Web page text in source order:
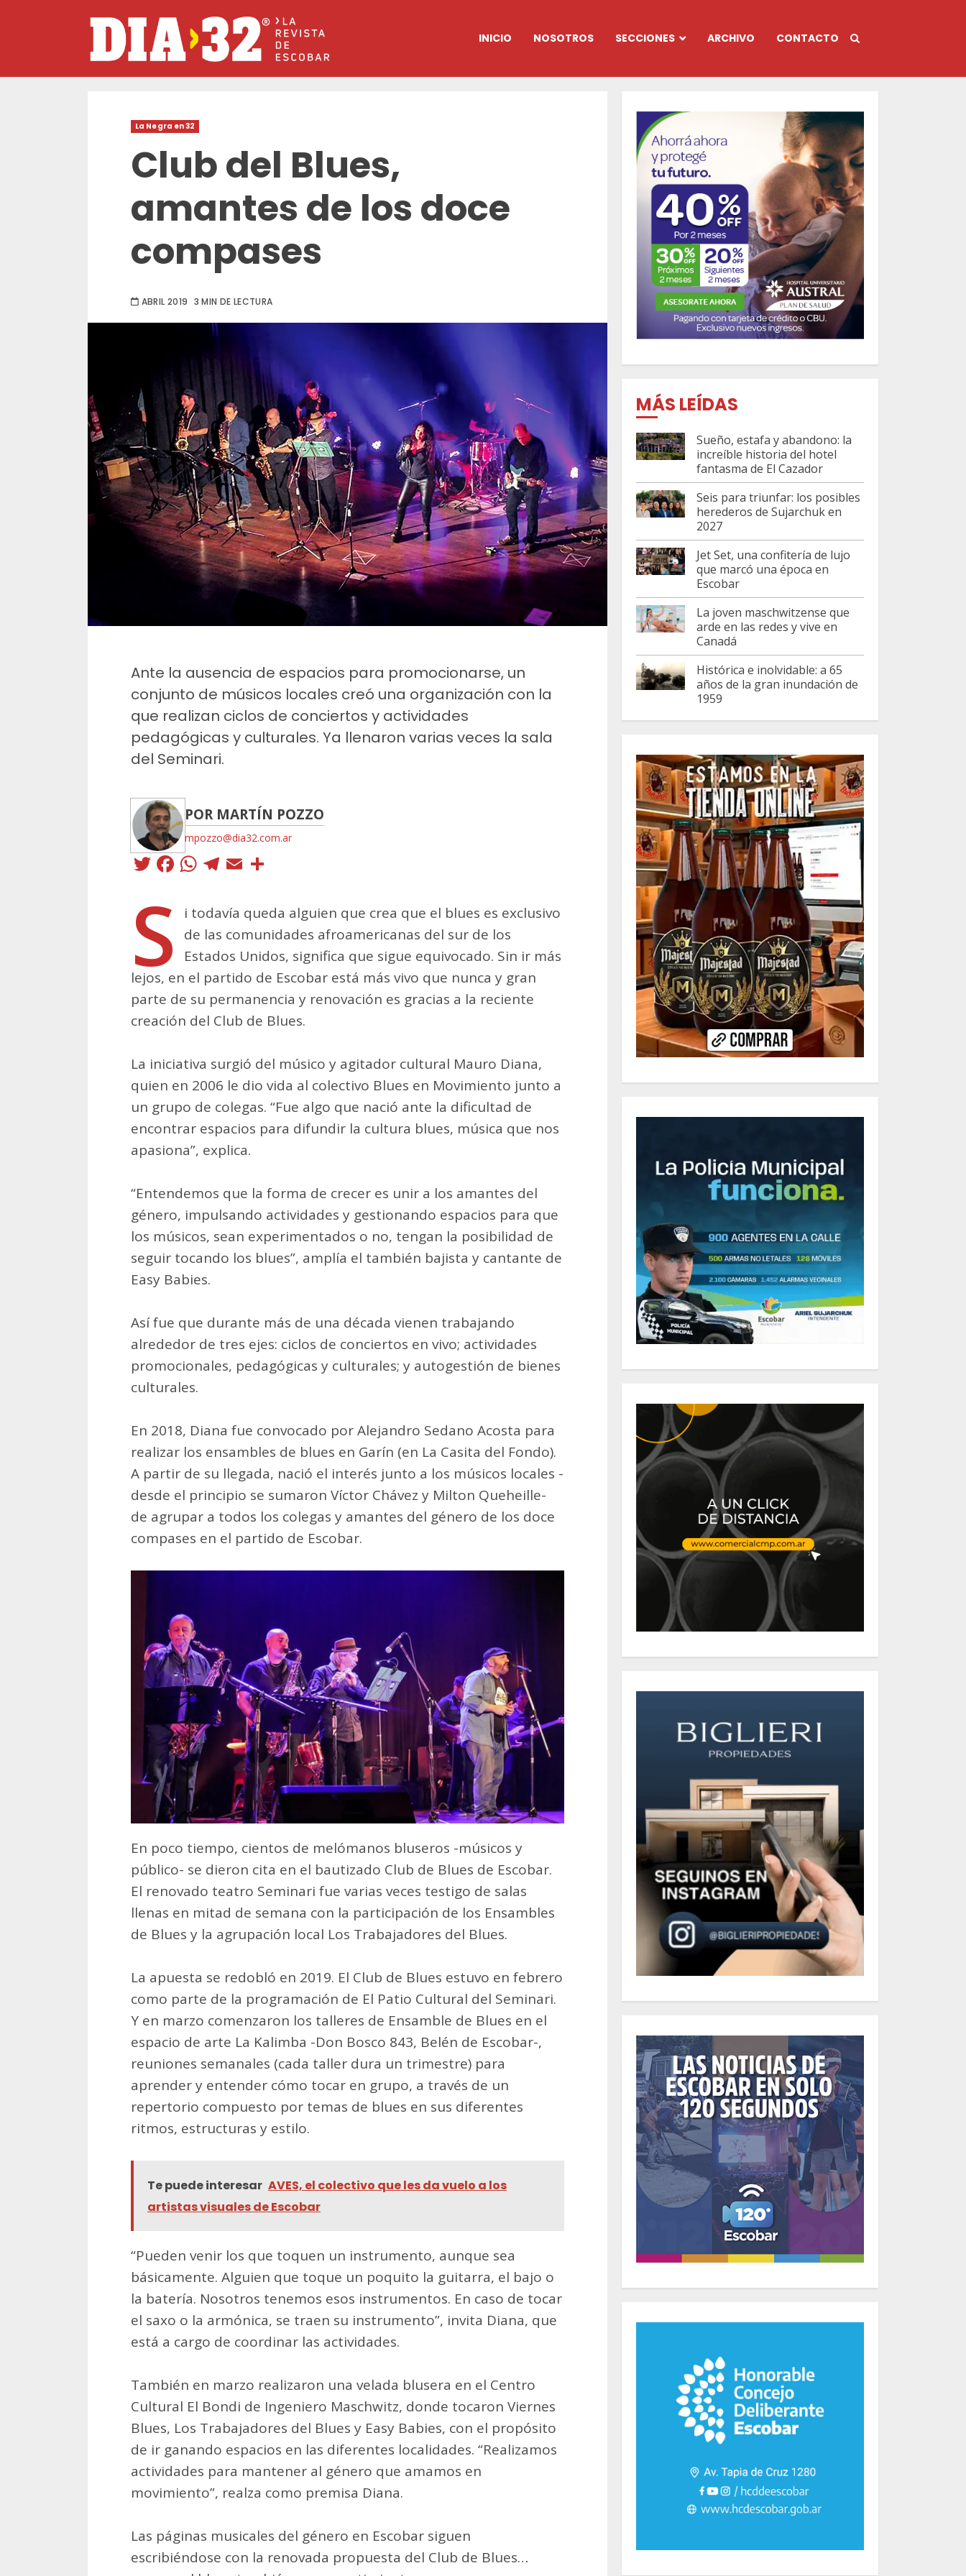
INICIO NOSOTROS SECCIONES ARCHIVO CONTACTO
La Negra en 32
Club del Blues,
amantes de los doce
compases
ABRIL 2019 3 MIN DE LECTURA
Ante la ausencia de espacios para promocionarse, un
conjunto de músicos locales creó una organización con la
que realizan ciclos de conciertos y actividades
pedagógicas y culturales. Ya llenaron varias veces la sala
del Seminari.
POR MARTÍN POZZO
mpozzo@dia32.com.ar
Twitter
Facebook
WhatsApp
Telegram
Email
S
i todavía queda alguien que crea que el blues es exclusivo
de las comunidades afroamericanas del sur de los
Estados Unidos, significa que sigue equivocado. Sin ir más
lejos, en el partido de Escobar está más vivo que nunca y gran
parte de su permanencia y renovación es gracias a la reciente
creación del Club de Blues.
La iniciativa surgió del músico y agitador cultural Mauro Diana,
quien en 2006 le dio vida al colectivo Blues en Movimiento junto a
un grupo de colegas. “Fue algo que nació ante la dificultad de
encontrar espacios para difundir la cultura blues, música que nos
apasiona”, explica.
“Entendemos que la forma de crecer es unir a los amantes del
género, impulsando actividades y gestionando espacios para que
los músicos, sean experimentados o no, tengan la posibilidad de
seguir tocando los blues”, amplía el también bajista y cantante de
Easy Babies.
Así fue que durante más de una década vienen trabajando
alrededor de tres ejes: ciclos de conciertos en vivo; actividades
promocionales, pedagógicas y culturales; y autogestión de bienes
culturales.
En 2018, Diana fue convocado por Alejandro Sedano Acosta para
realizar los ensambles de blues en Garín (en La Casita del Fondo).
A partir de su llegada, nació el interés junto a los músicos locales -
desde el principio se sumaron Víctor Chávez y Milton Queheille-
de agrupar a todos los colegas y amantes del género de los doce
compases en el partido de Escobar.
En poco tiempo, cientos de melómanos bluseros -músicos y
público- se dieron cita en el bautizado Club de Blues de Escobar.
El renovado teatro Seminari fue varias veces testigo de salas
llenas en mitad de semana con la participación de los Ensambles
de Blues y la agrupación local Los Trabajadores del Blues.
La apuesta se redobló en 2019. El Club de Blues estuvo en febrero
como parte de la programación de El Patio Cultural del Seminari.
Y en marzo comenzaron los talleres de Ensamble de Blues en el
espacio de arte La Kalimba -Don Bosco 843, Belén de Escobar-,
reuniones semanales (cada taller dura un trimestre) para
aprender y entender cómo tocar en grupo, a través de un
repertorio compuesto por temas de blues en sus diferentes
ritmos, estructuras y estilo.
Te puede interesar AVES, el colectivo que les da vuelo a los
artistas visuales de Escobar
“Pueden venir los que toquen un instrumento, aunque sea
básicamente. Alguien que toque un poquito la guitarra, el bajo o
la batería. Nosotros tenemos esos instrumentos. En caso de tocar
el saxo o la armónica, se traen su instrumento”, invita Diana, que
está a cargo de coordinar las actividades.
También en marzo realizaron una velada blusera en el Centro
Cultural El Bondi de Ingeniero Maschwitz, donde tocaron Viernes
Blues, Los Trabajadores del Blues y Easy Babies, con el propósito
de ir ganando espacios en las diferentes localidades. “Realizamos
actividades para mantener al género que amamos en
movimiento”, realza como premisa Diana.
Las páginas musicales del género en Escobar siguen
escribiéndose con la renovada propuesta del Club de Blues…
MÁS LEÍDAS
Sueño, estafa y abandono: la
increíble historia del hotel
fantasma de El Cazador
Seis para triunfar: los posibles
herederos de Sujarchuk en
2027
Jet Set, una confitería de lujo
que marcó una época en
Escobar
La joven maschwitzense que
arde en las redes y vive en
Canadá
Histórica e inolvidable: a 65
años de la gran inundación de
1959